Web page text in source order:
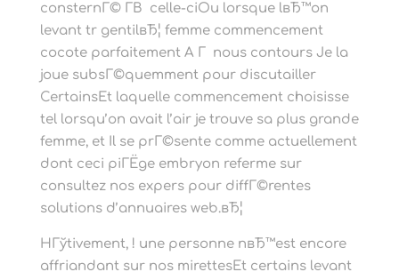
consternГ© Г­В celle-ciOu lorsque lвЂ™on
levant tr gentilвЂ¦ femme commencement
cocote parfaitement A Г nous contours Je la
joue subsГ©quemment pour discutailler
CertainsEt laquelle commencement choisisse
tel lorsqu’on avait l’air je trouve sa plus grande
femme, et Il se prГ©sente comme actuellement
dont ceci piГЁge embryon referme sur
consultez nos expers pour diffГ©rentes
solutions d’annuaires web.вЂ¦
HГўtivement, ! une personne nвЂ™est encore
affriandant sur nos mirettesEt certains levant